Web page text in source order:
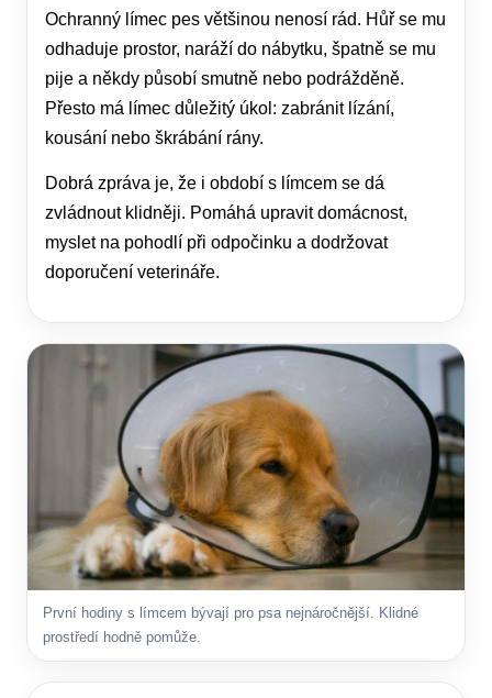
Ochranný límec pes většinou nenosí rád. Hůř se mu
odhaduje prostor, naráží do nábytku, špatně se mu
pije a někdy působí smutně nebo podrážděně.
Přesto má límec důležitý úkol: zabránit lízání,
kousání nebo škrábání rány.
Dobrá zpráva je, že i období s límcem se dá
zvládnout klidněji. Pomáhá upravit domácnost,
myslet na pohodlí při odpočinku a dodržovat
doporučení veterináře.
První hodiny s límcem bývají pro psa nejnáročnější. Klidné
prostředí hodně pomůže.